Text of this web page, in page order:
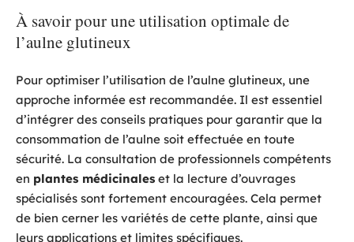
À savoir pour une utilisation optimale de
l’aulne glutineux
Pour optimiser l’utilisation de l’aulne glutineux, une
approche informée est recommandée. Il est essentiel
d’intégrer des conseils pratiques pour garantir que la
consommation de l’aulne soit effectuée en toute
sécurité. La consultation de professionnels compétents
en plantes médicinales et la lecture d’ouvrages
spécialisés sont fortement encouragées. Cela permet
de bien cerner les variétés de cette plante, ainsi que
leurs applications et limites spécifiques.